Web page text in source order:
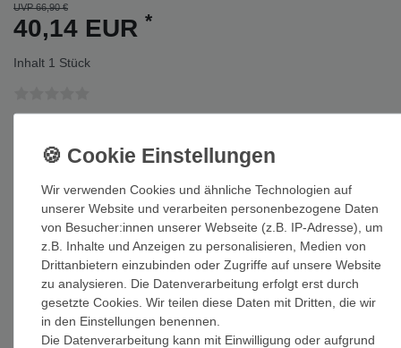
UVP 66,90 €
40,14 EUR *
Inhalt 1 Stück
Wunschliste
* inkl. ges. MwSt. zzgl.Versandkosten
Wir verwenden Cookies und ähnliche Technologien auf
unserer Website und verarbeiten personenbezogene Daten
von Besucher:innen unserer Webseite (z.B. IP-Adresse), um
z.B. Inhalte und Anzeigen zu personalisieren, Medien von
Drittanbietern einzubinden oder Zugriffe auf unsere Website
zu analysieren. Die Datenverarbeitung erfolgt erst durch
gesetzte Cookies. Wir teilen diese Daten mit Dritten, die wir
in den Einstellungen benennen.
Die Datenverarbeitung kann mit Einwilligung oder aufgrund